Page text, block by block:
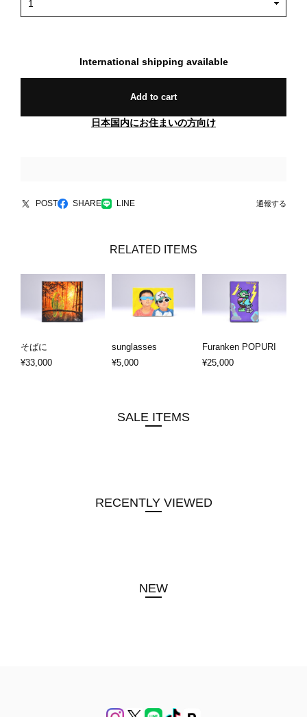
International shipping available
Add to cart
日本国内にお住まいの方向け
POST SHARE LINE 通報する
RELATED ITEMS
そばに
¥33,000
sunglasses
¥5,000
Furanken POPURI
¥25,000
SALE ITEMS
RECENTLY VIEWED
NEW